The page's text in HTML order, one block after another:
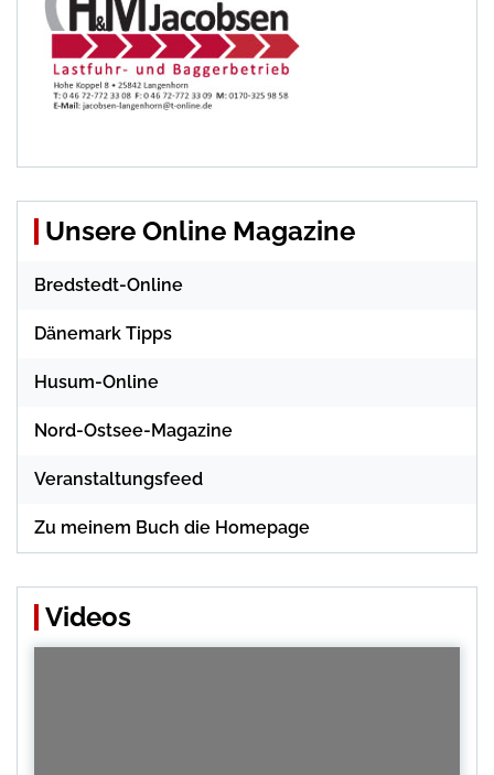
Unsere Online Magazine
Bredstedt-Online
Dänemark Tipps
Husum-Online
Nord-Ostsee-Magazine
Veranstaltungsfeed
Zu meinem Buch die Homepage
Videos